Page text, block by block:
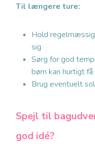
Til længere ture:
Hold
sig
Sørg for god
børn kan hurtigt
Brug eventuelt
Spejl til
god idé?